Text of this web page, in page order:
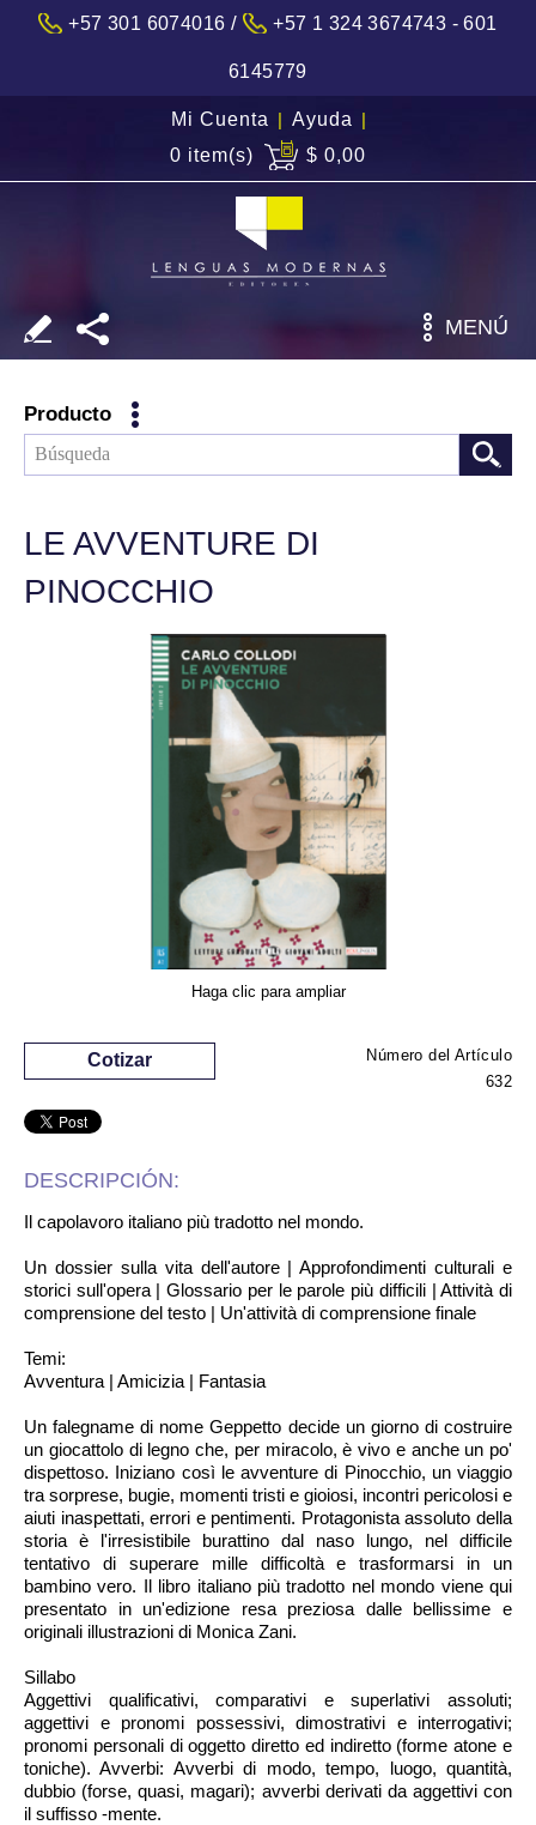
+57 301 6074016 / +57 1 324 3674743 - 601
6145779
Mi Cuenta | Ayuda |
0 item(s)
$ 0,00
MENÚ
Producto
LE AVVENTURE DI
PINOCCHIO
Haga clic para ampliar
Número del Artículo
632
Cotizar
DESCRIPCIÓN:
Il capolavoro italiano più tradotto nel mondo.
Un dossier sulla vita dell'autore | Approfondimenti culturali e
storici sull'opera | Glossario per le parole più difficili | Attività di
comprensione del testo | Un'attività di comprensione finale
Temi:
Avventura | Amicizia | Fantasia
Un falegname di nome Geppetto decide un giorno di costruire
un giocattolo di legno che, per miracolo, è vivo e anche un po'
dispettoso. Iniziano così le avventure di Pinocchio, un viaggio
tra sorprese, bugie, momenti tristi e gioiosi, incontri pericolosi e
aiuti inaspettati, errori e pentimenti. Protagonista assoluto della
storia è l'irresistibile burattino dal naso lungo, nel difficile
tentativo di superare mille difficoltà e trasformarsi in un
bambino vero. Il libro italiano più tradotto nel mondo viene qui
presentato in un'edizione resa preziosa dalle bellissime e
originali illustrazioni di Monica Zani.
Sillabo
Aggettivi qualificativi, comparativi e superlativi assoluti;
aggettivi e pronomi possessivi, dimostrativi e interrogativi;
pronomi personali di oggetto diretto ed indiretto (forme atone e
toniche). Avverbi: Avverbi di modo, tempo, luogo, quantità,
dubbio (forse, quasi, magari); avverbi derivati da aggettivi con
il suffisso -mente.